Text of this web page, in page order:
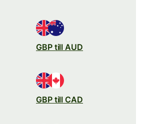
GBP till AUD
GBP till CAD